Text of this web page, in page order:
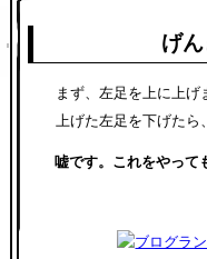
げ
まず、左足を上に上げ
上げた左足を下げたら
嘘です。これをやって